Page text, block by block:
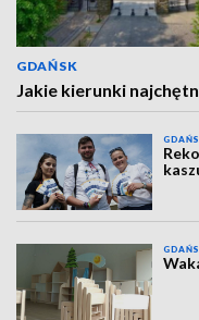
GDAŃSK
Jakie kierunki